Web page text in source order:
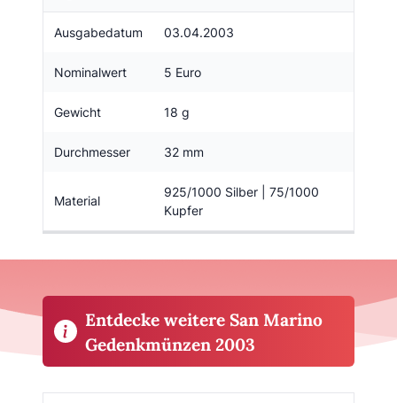
Ausgabedatum 03.04.2003
Nominalwert 5 Euro
Gewicht 18 g
Durchmesser 32 mm
Material
925/1000 Silber | 75/1000
Kupfer
Entdecke weitere San Marino
Gedenkmünzen 2003